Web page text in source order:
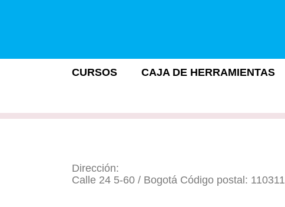
CURSOS CAJA DE HERRAMIENTAS
Dirección:
Calle 24 5-60 / Bogotá Código postal: 110311